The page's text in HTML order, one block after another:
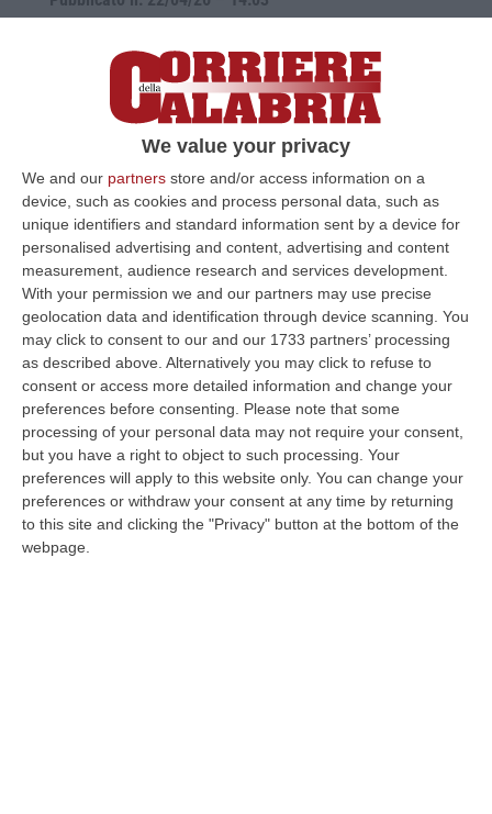
We value your privacy
We and our partners store and/or access information on a
device, such as cookies and process personal data, such as
unique identifiers and standard information sent by a device for
personalised advertising and content, advertising and content
measurement, audience research and services development.
With your permission we and our partners may use precise
geolocation data and identification through device scanning. You
may click to consent to our and our 1733 partners’ processing
as described above. Alternatively you may click to refuse to
consent or access more detailed information and change your
preferences before consenting.
Please note that some
processing of your personal data may not require your consent,
but you have a right to object to such processing. Your
preferences will apply to this website only. You can change your
preferences or withdraw your consent at any time by returning
to this site and clicking the "Privacy" button at the bottom of the
webpage.
Neolaureati in Medicina e Chirurgia alla
Magna Graecia, gli auguri del rettore Cuda
«L’Umg conferma ancora una volta il proprio
ruolo strategico nel contribuire alla crescita e
al rafforzamento del sistema sanitario
regionale»
Pubblicato il: 20/04/26 – 11:57